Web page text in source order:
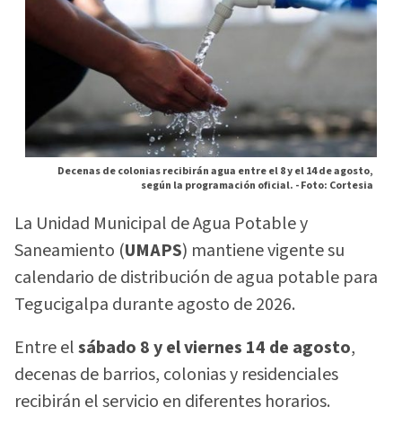
Decenas de colonias recibirán agua entre el 8 y el 14 de agosto,
según la programación oficial. -Foto: Cortesia
La Unidad Municipal de Agua Potable y
Saneamiento (UMAPS) mantiene vigente su
calendario de distribución de agua potable para
Tegucigalpa durante agosto de 2026.
Entre elsábado 8 y el viernes 14 de agosto,
decenas de barrios, colonias y residenciales
recibirán el servicio en diferentes horarios.